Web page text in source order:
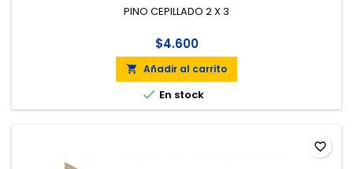
PINO CEPILLADO 2 X 3
$4.600
 Añadir al carrito
 En stock
favorite_border